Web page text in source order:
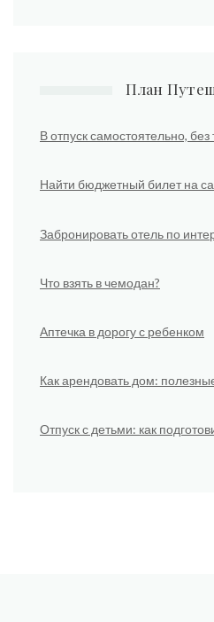
План
В отпуск самостоятельно, без
Найти бюджетный билет на
Забронировать отель по
Что взять в чемодан?
Аптечка в дорогу с ребенком
Как арендовать дом:
Отпуск с детьми: как